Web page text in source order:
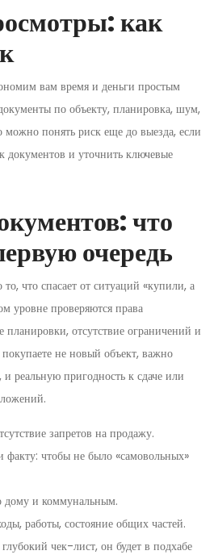
как
вам время и деньги простым
по объекту, планировка, шум,
можно понять риск еще до выезда, если
документов и уточнить ключевые
что
очередь
что спасает от ситуаций «купили, а
уровне проверяются права
планировки, отсутствие ограничений и
не новый объект, важно
реальную пригодность к сдаче или
запретов на продажу.
факту: чтобы не было «самовольных»
дому и коммунальным.
работы, состояние общих частей.
чек-лист, он будет в подхабе